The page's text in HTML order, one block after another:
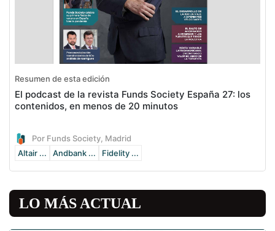
Resumen de esta edición
El podcast de la revista Funds Society España 27: los
contenidos, en menos de 20 minutos
Por Funds Society, Madrid
Altair ...
Andbank ... Fidelity ...
LO MÁS ACTUAL